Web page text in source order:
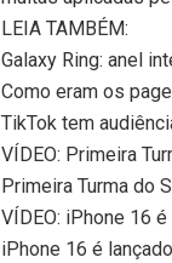
LEIA TAMBÉM:
Galaxy Ring: anel
Como eram os
TikTok tem
VÍDEO: Primeira
Primeira Turma do
VÍDEO: iPhone 16
iPhone 16 é